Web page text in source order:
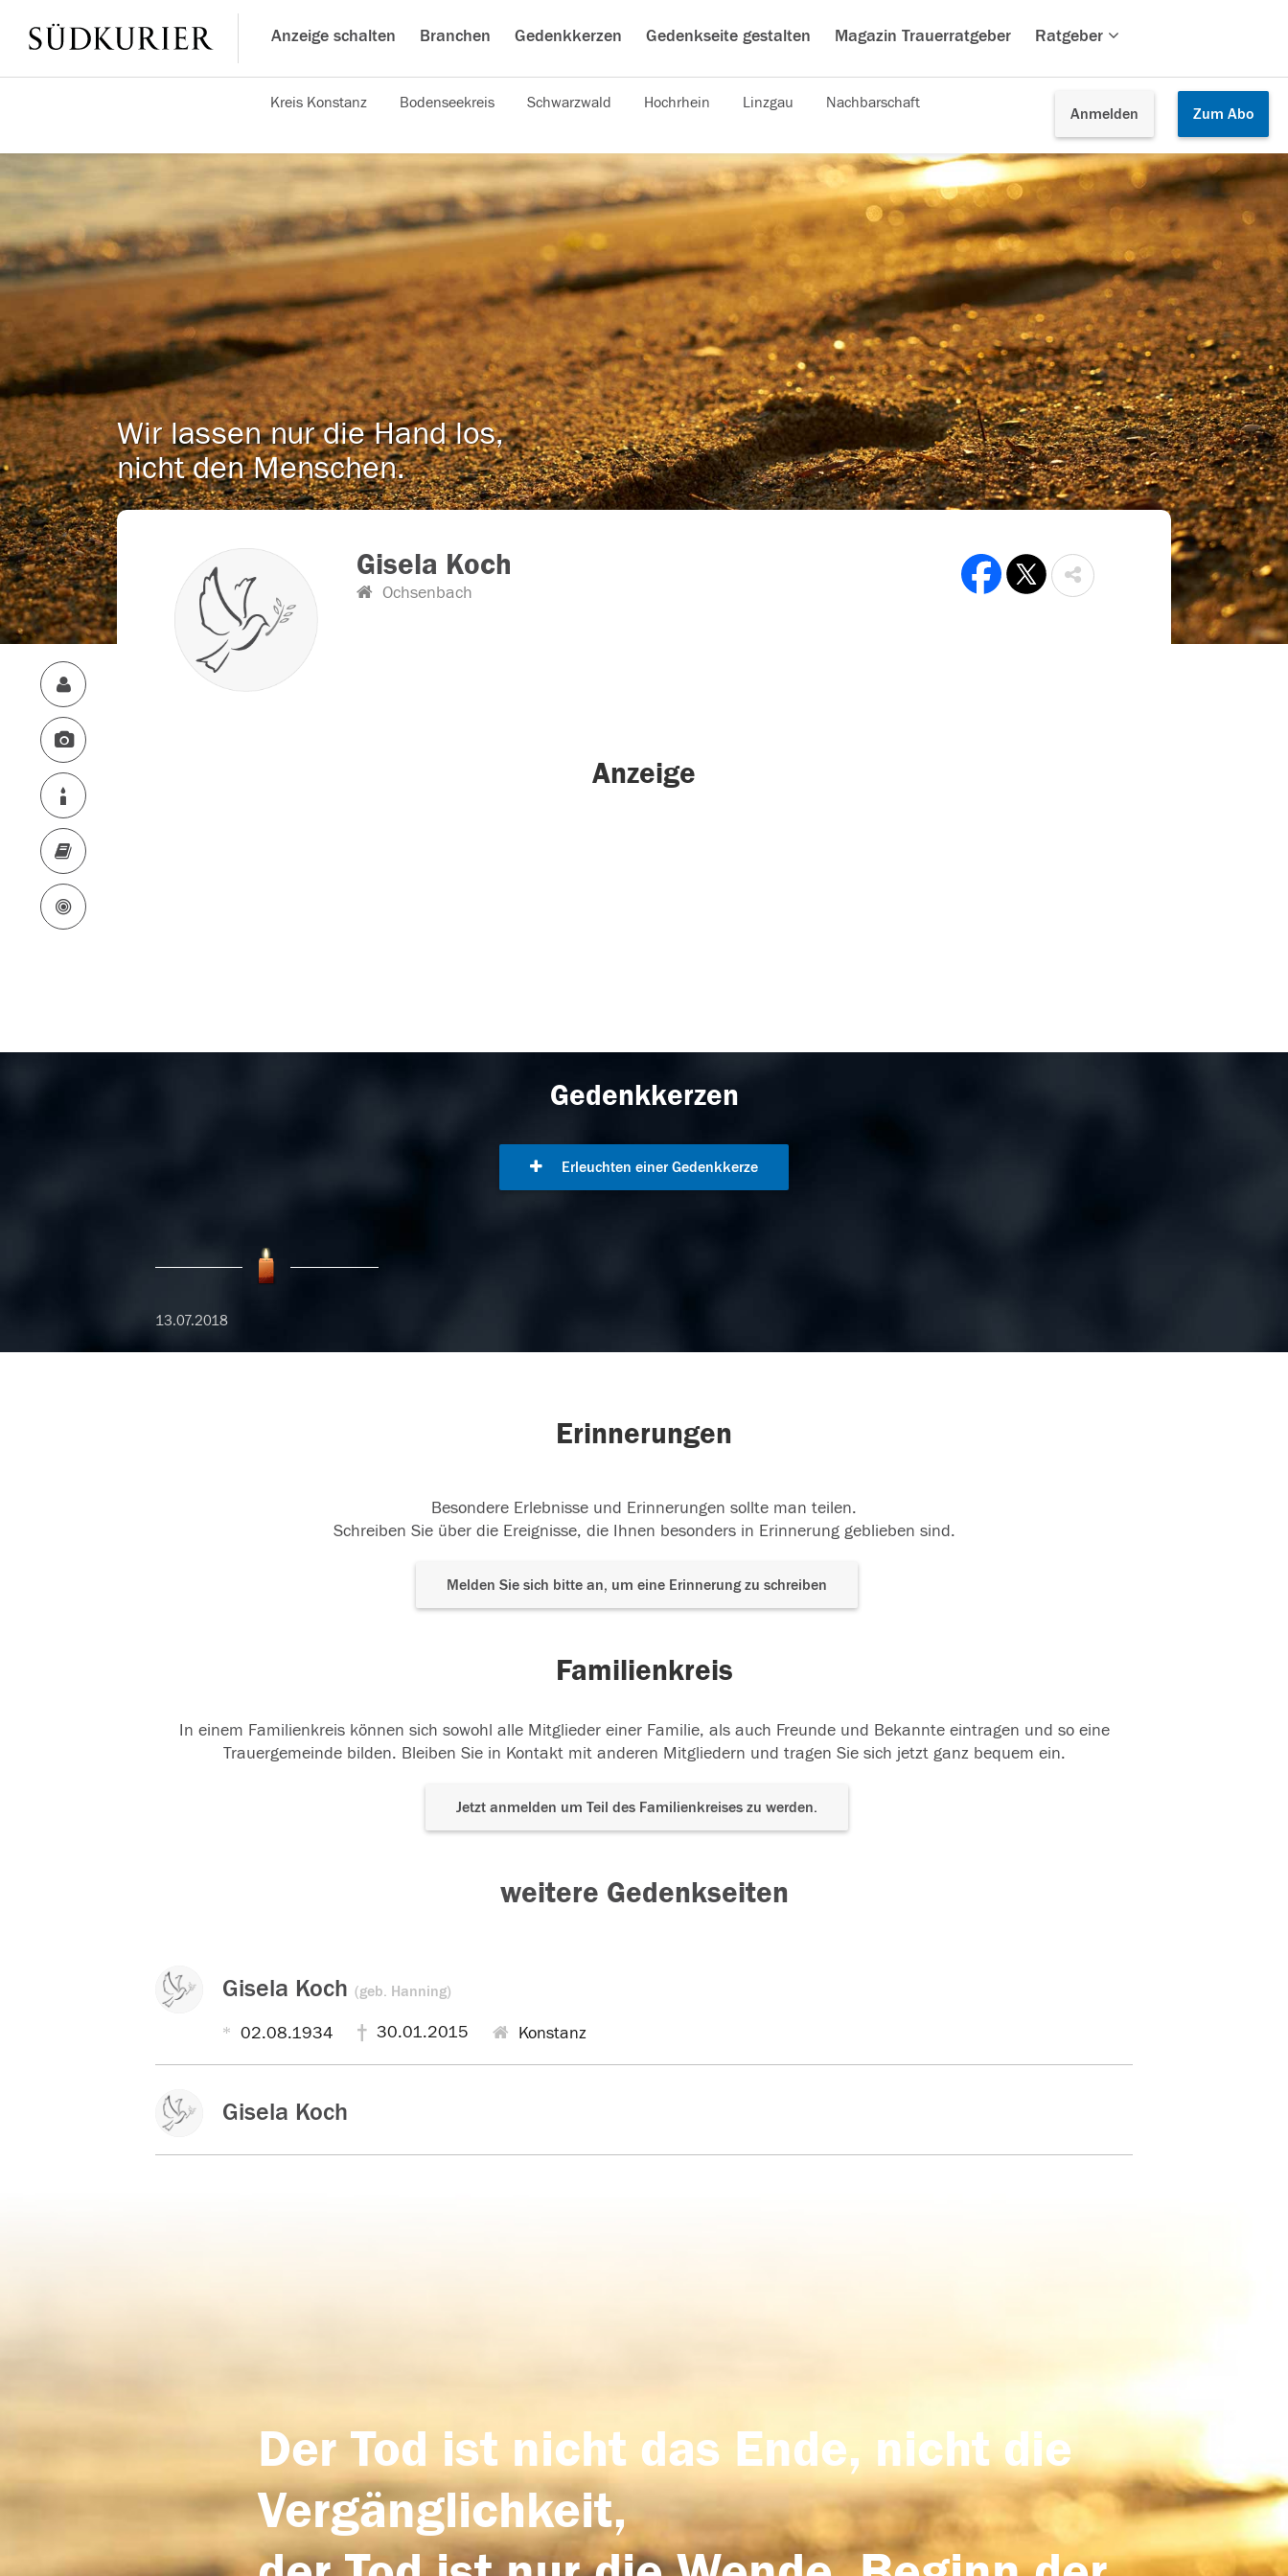
Anzeige schalten Branchen Gedenkkerzen Gedenkseite gestalten Magazin Trauerratgeber Ratgeber
Anmelden Zum Abo
Kreis Konstanz Bodenseekreis Schwarzwald Hochrhein Linzgau Nachbarschaft
Wir lassen nur die Hand los,
nicht den Menschen.
Gisela Koch
Ochsenbach
Anzeige
Gedenkkerzen
Erleuchten einer Gedenkkerze
13.07.2018
Erinnerungen
Besondere Erlebnisse und Erinnerungen sollte man teilen.
Schreiben Sie über die Ereignisse, die Ihnen besonders in Erinnerung geblieben sind.
Melden Sie sich bitte an, um eine Erinnerung zu schreiben
Familienkreis
In einem Familienkreis können sich sowohl alle Mitglieder einer Familie, als auch Freunde und Bekannte eintragen und so eine
Trauergemeinde bilden. Bleiben Sie in Kontakt mit anderen Mitgliedern und tragen Sie sich jetzt ganz bequem ein.
Jetzt anmelden um Teil des Familienkreises zu werden.
weitere Gedenkseiten
Gisela Koch (geb. Hanning)
02.08.1934 30.01.2015 Konstanz
Gisela Koch
Der Tod ist nicht das Ende, nicht die
Vergänglichkeit,